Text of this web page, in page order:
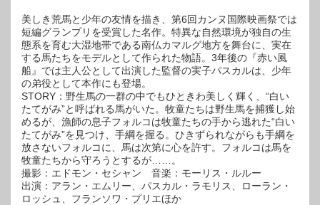
美しき荒馬と少年の友情を描き、第6回カンヌ国際映画祭では
短編グランプリを受賞した名作。特異な自然環境が独自の生
態系を育む大湿地帯である南仏カマルグ地方を舞台に、実在
する馬たちをモデルとして作られた物語。3年後の『赤い風
船』では主人公として出演した監督の実子パスカルは、少年
の弟役として本作にも登場。
STORY：野生馬の一群の中でもひときわ美しく輝く、“白い
たてがみ”と呼ばれる馬がいた。牧童たちは野生馬を捕獲し始
めるが、漁師の息子フォルコは牧童たちの手から逃れた“白い
たてがみ”を見つけ、手綱を握る。ひきずられながらも手綱を
放さないフォルコに、馬は次第に心を許す。フォルコは馬を
牧童たちから守ろうとするが……。
撮影：エドモン・セシャン 音楽：モーリス・ルルー
出演：アラン・エムリー、パスカル・ラモリス、ローラン・
ロッシュ、フランソワ・プリエほか